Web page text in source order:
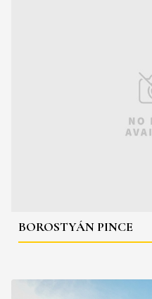
BOROSTYÁN PINCE